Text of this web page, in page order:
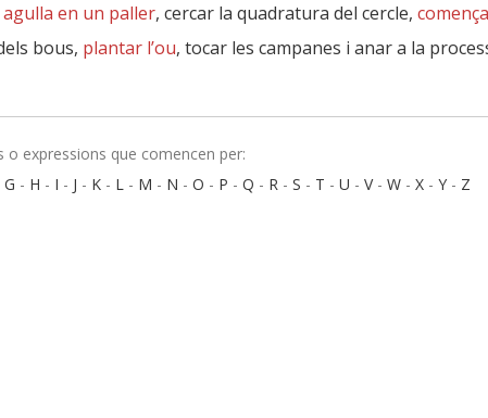
en un paller, cercar la quadratura del cercle,
bous, plantar l’ou, tocar les campanes i anar a la
o expressions que comencen per:
G - H - I - J - K - L - M - N - O - P - Q - R - S - T - U - V- W - X - Y - Z